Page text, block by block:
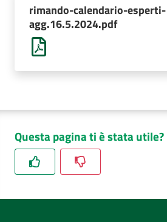
rimando-calendario-esperti-
agg.16.5.2024.pdf
Questa pagina ti è stata utile?